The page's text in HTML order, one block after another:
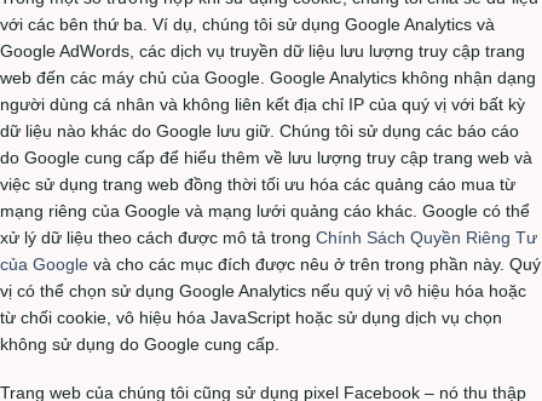
với các bên thứ ba. Ví dụ, chúng tôi sử dụng Google Analytics và
Google AdWords, các dịch vụ truyền dữ liệu lưu lượng truy cập trang
web đến các máy chủ của Google. Google Analytics không nhận dạng
người dùng cá nhân và không liên kết địa chỉ IP của quý vị với bất kỳ
dữ liệu nào khác do Google lưu giữ. Chúng tôi sử dụng các báo cáo
do Google cung cấp để hiểu thêm về lưu lượng truy cập trang web và
việc sử dụng trang web đồng thời tối ưu hóa các quảng cáo mua từ
mạng riêng của Google và mạng lưới quảng cáo khác. Google có thể
xử lý dữ liệu theo cách được mô tả trong Chính Sách Quyền Riêng Tư
của Google và cho các mục đích được nêu ở trên trong phần này. Quý
vị có thể chọn sử dụng Google Analytics nếu quý vị vô hiệu hóa hoặc
từ chối cookie, vô hiệu hóa JavaScript hoặc sử dụng dịch vụ chọn
không sử dụng do Google cung cấp.
Trang web của chúng tôi cũng sử dụng pixel Facebook – nó thu thập